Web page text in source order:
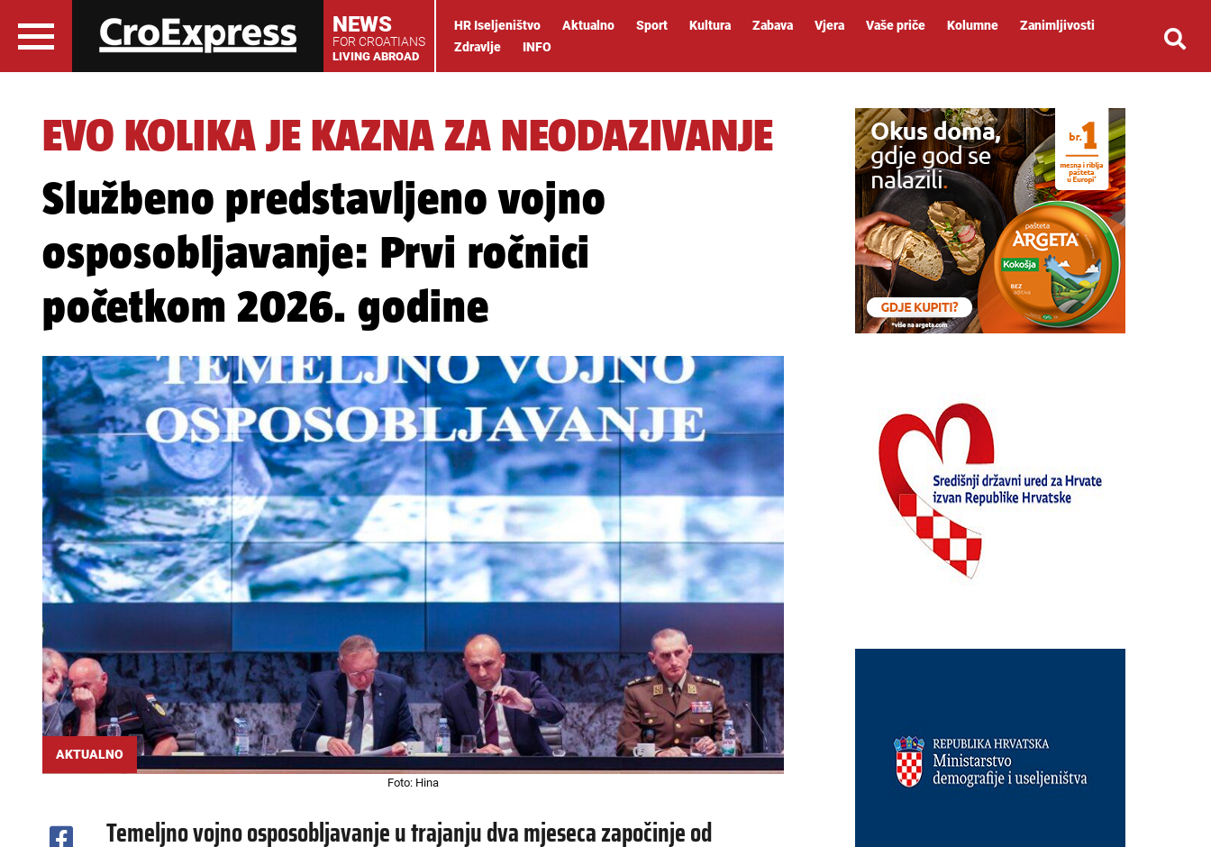
NEWS
FOR CROATIANS
LIVING ABROAD
HR Iseljeništvo Aktualno Sport Kultura Zabava Vjera Vaše priče Kolumne
Zanimljivosti
Zdravlje
INFO
EVO KOLIKA JE KAZNA ZA NEODAZIVANJE
Službeno predstavljeno vojno
osposobljavanje: Prvi ročnici
početkom 2026. godine
AKTUALNO
Foto: Hina
Temeljno vojno osposobljavanje u trajanju dva mjeseca započinje od